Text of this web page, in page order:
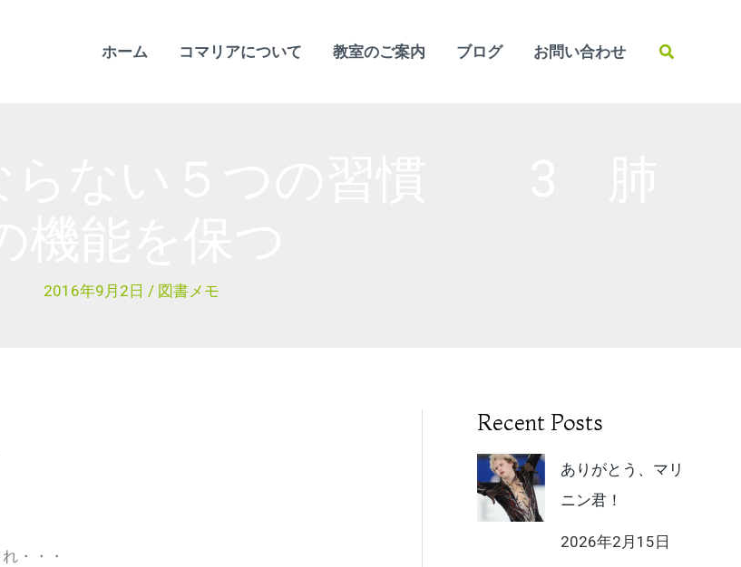
ホーム コマリアについて 教室のご案内 ブログ お問い合わせ
検
2016年9月2日 / 図書メモ
・・・
Recent Posts
ありがとう、マリ
ニン君！
2026年2月15日